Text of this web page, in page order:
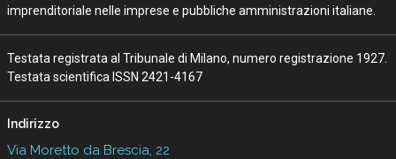
imprenditoriale nelle imprese e pubbliche amministrazioni italiane.
Testata registrata al Tribunale di Milano, numero registrazione 1927.
Testata scientifica ISSN 2421-4167
Indirizzo
Via Moretto da Brescia, 22